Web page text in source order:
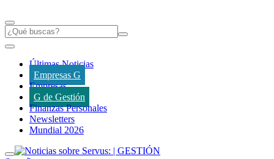
Últimas Noticias
Empresas G
Empresas
G de Gestión
Finanzas Personales
Newsletters
Mundial 2026